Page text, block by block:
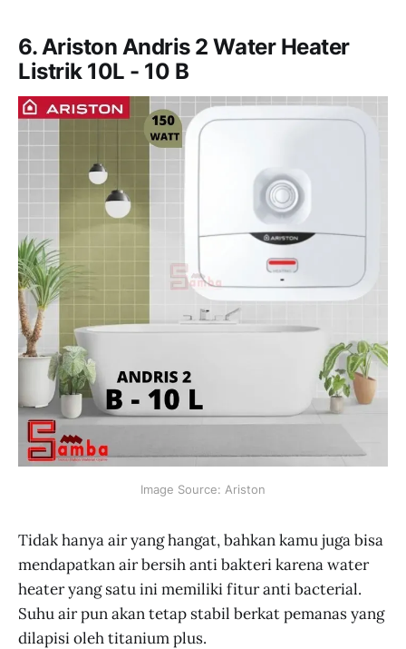
6. Ariston Andris 2 Water Heater
Listrik 10L - 10 B
Image Source: Ariston
Tidak hanya air yang hangat, bahkan kamu juga bisa
mendapatkan air bersih anti bakteri karena water
heater yang satu ini memiliki fitur anti bacterial.
Suhu air pun akan tetap stabil berkat pemanas yang
dilapisi oleh titanium plus.